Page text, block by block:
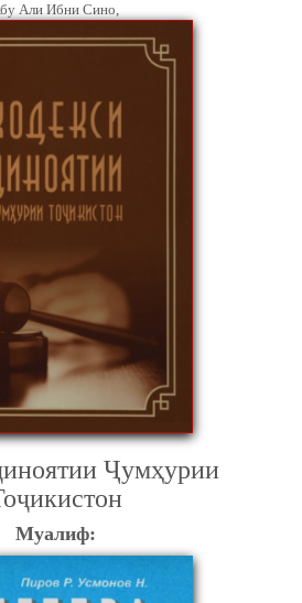
Али Ибни Сино,
Ҷумҳурии
Муалиф: